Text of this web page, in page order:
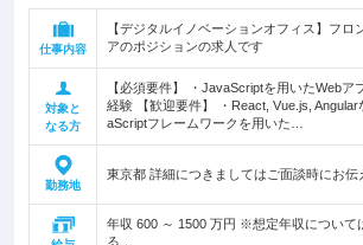
仕事内容
【デジタルイノベーションオフィス】フロ
アのポジションの求人です
対象と
なる方
【必須要件】 ・JavaScriptを用いたWebア
経験 【歓迎要件】 ・React, Vue.js,
aScriptフレームワークを用いた…
勤務地
東京都 詳細につきましてはご面談時にお伝
年収 600 ～ 1500 万円 ※想定年収について
る…